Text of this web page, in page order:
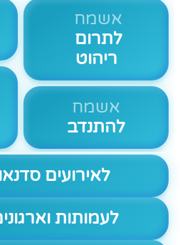
אשמח
לתרום
ריהוט
אשמח
להתנדב
לאירועים
לעמותות